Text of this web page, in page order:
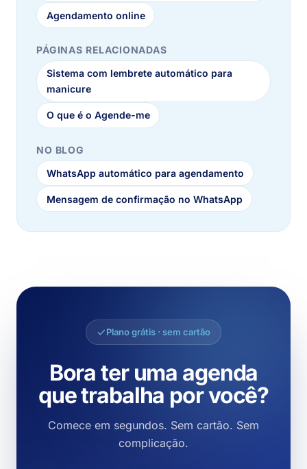
Agendamento online
PÁGINAS RELACIONADAS
Sistema com lembrete automático para
manicure
O que é o Agende-me
NO BLOG
WhatsApp automático para agendamento
Mensagem de confirmação no WhatsApp
Plano grátis · sem cartão
Bora ter uma agenda
que trabalha por você?
Comece em segundos. Sem cartão. Sem
complicação.